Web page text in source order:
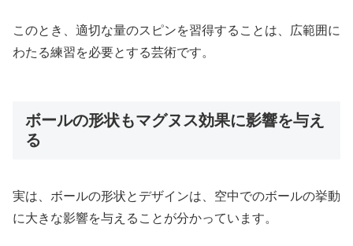
このとき、適切な量​​のスピンを習得することは、広範囲に
わたる練習を必要とする芸術です。
ボールの形状もマグヌス効果に影響を与え
る
実は、ボールの形状とデザインは、空中でのボールの挙動
に大きな影響を与えることが分かっています。